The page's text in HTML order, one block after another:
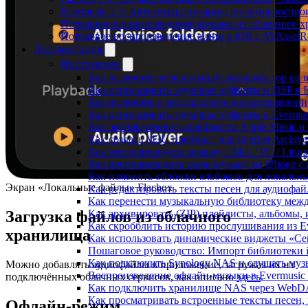
Evermusic 2.3: Автосинхронизация, позиция
Потоковое воспроизведение музыки из облачного
Потоковое воспроизведение аудио в iOS с
Документация
Инструкции
Как включить музыкальный визуализатор во
Как использовать звуковые эффекты и DSP в
Как включить и использовать
Как использовать звуковые эффекты в
Как экспортировать плейлисты Apple Music
Как создать M3U плейлист для Internet
Как воспроизводить музыку с Mac / PC /
Как воспроизводить свою музыку на iPhone
Как изменить обложки альбомов для
Как редактировать тексты песен для
Как перенести музыкальную библиотеку
Как архивировать (ZIP) плейлисты, альбомы,
Как скробблить историю прослушивания из
Как использовать динамические виджеты
Пошаговое руководство: Импорт библиотеки
Как подключить Synology NAS и слушать
Воспроизведение офлайн-музыки в
Как подключить хранилище NAS через
Как просматривать встроенные тексты
Экран «Локальные файлы» Flacbox
Загрузка файлов из облачного
хранилища
Можно добавлять аудиофайлы в приложение, загружая их из
подключённых облачных сервисов, как описаноздесь.